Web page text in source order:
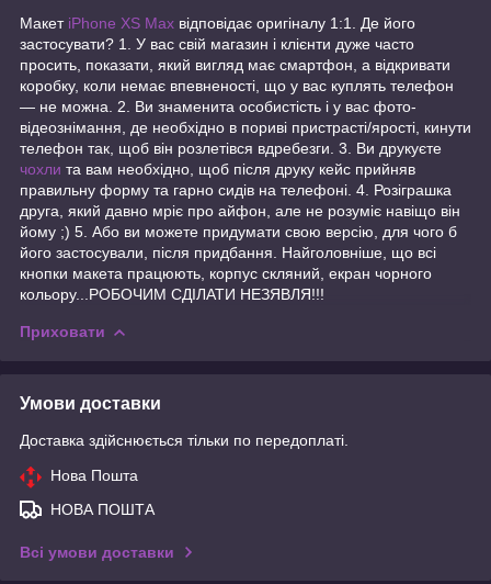
Макет iPhone XS Max відповідає оригіналу 1:1. Де його
застосувати? 1. У вас свій магазин і клієнти дуже часто
просить, показати, який вигляд має смартфон, а відкривати
коробку, коли немає впевненості, що у вас куплять телефон
— не можна. 2. Ви знаменита особистість і у вас фото-
відеознімання, де необхідно в пориві пристрасті/ярості, кинути
телефон так, щоб він розлетівся вдребезги. 3. Ви друкуєте
чохли та вам необхідно, щоб після друку кейс прийняв
правильну форму та гарно сидів на телефоні. 4. Розіграшка
друга, який давно мріє про айфон, але не розуміє навіщо він
йому ;) 5. Або ви можете придумати свою версію, для чого б
його застосували, після придбання. Найголовніше, що всі
кнопки макета працюють, корпус скляний, екран чорного
кольору...РОБОЧИМ СДІЛАТИ НЕЗЯВЛЯ!!!
Приховати
Умови доставки
Доставка здійснюється тільки по передоплаті.
Нова Пошта
НОВА ПОШТА
Всі умови доставки